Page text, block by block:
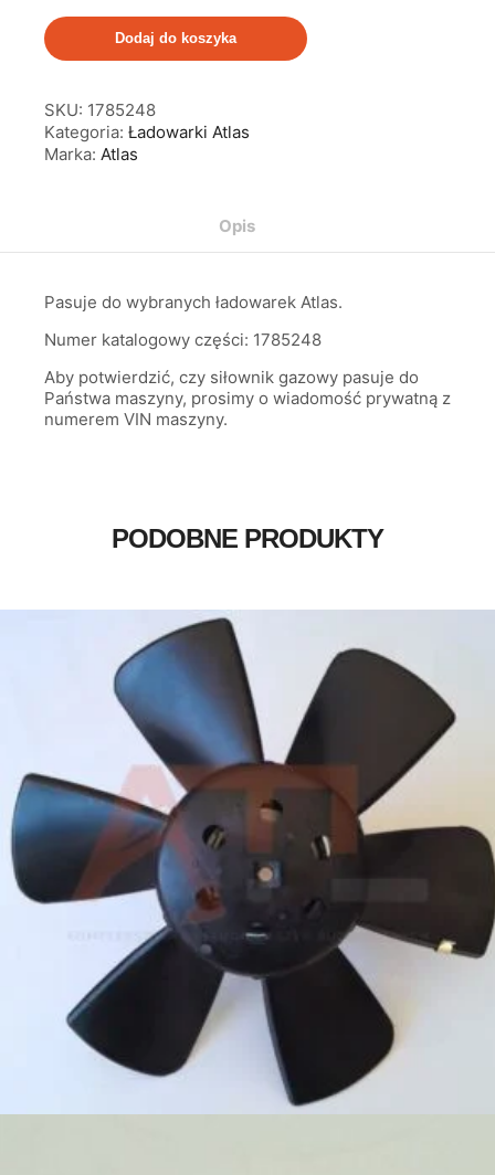
Dodaj do koszyka
SKU: 1785248
Kategoria: Ładowarki Atlas
Marka: Atlas
Opis
Pasuje do wybranych ładowarek Atlas.
Numer katalogowy części: 1785248
Aby potwierdzić, czy siłownik gazowy pasuje do
Państwa maszyny, prosimy o wiadomość prywatną z
numerem VIN maszyny.
PODOBNE PRODUKTY
949,00zł